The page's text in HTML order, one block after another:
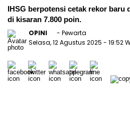
IHSG berpotensi cetak rekor baru
di kisaran 7.800 poin.
OPINI
- Pewarta
Selasa, 12 Agustus 2025 - 19:52